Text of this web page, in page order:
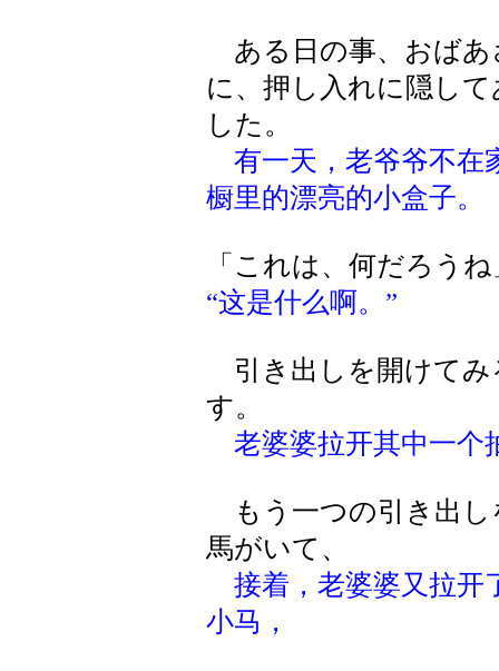
ある日の事、おばあ
に、押し入れに隠し
した。
有一天，老爷爷不在
橱里的漂亮的小盒子。
「これは、何だろうね
“这是什么啊。”
引き出しを開けてみ
す。
老婆婆拉开其中一个
もう一つの引き出し
馬がいて、
接着，老婆婆又拉开
小马，